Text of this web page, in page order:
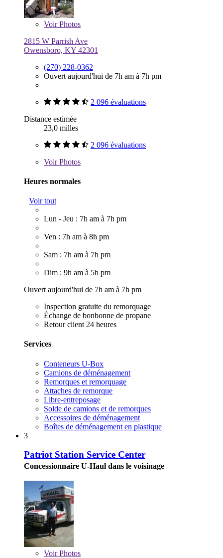
VoirPhotos
2815 W Parrish Ave
Owensboro, KY 42301
(270) 228-0362
Ouvert aujourd'hui de 7h am à 7h pm
2 096 évaluations
Distance estimée
23,0 milles
2 096 évaluations
VoirPhotos
Heures normales
Voir tout
Lun - Jeu : 7h am à 7h pm
Ven : 7h am à 8h pm
Sam : 7h am à 7h pm
Dim : 9h am à 5h pm
Ouvert aujourd'hui de 7h am à 7h pm
Inspection gratuite du remorquage
Échange de bonbonne de propane
Retour client 24 heures
Services
Conteneurs U-Box
Camions de déménagement
Remorques et remorquage
Attaches de remorque
Libre-entreposage
Solde de camions et de remorques
Accessoires de déménagement
Boîtes de déménagement en plastique
3
Patriot Station Service Center
Concessionnaire U-Haul dans le voisinage
VoirPhotos